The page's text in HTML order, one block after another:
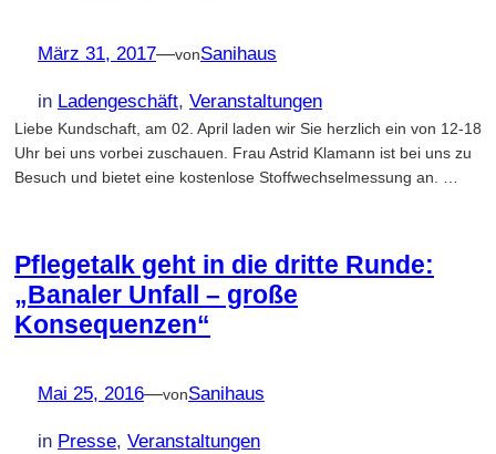
März 31, 2017—vonSanihaus
in Ladengeschäft, Veranstaltungen
Liebe Kundschaft, am 02. April laden wir Sie herzlich ein von 12-18
Uhr bei uns vorbei zuschauen. Frau Astrid Klamann ist bei uns zu
Besuch und bietet eine kostenlose Stoffwechselmessung an. …
Pflegetalk geht in die dritte Runde:
„Banaler Unfall – große
Konsequenzen“
Mai 25, 2016—vonSanihaus
in Presse, Veranstaltungen